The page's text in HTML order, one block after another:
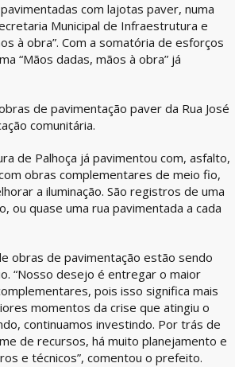
com lajotas paver, numa
Municipal de Infraestrutura e
à obra”. Com a somatória de esforços
“Mãos dadas, mãos à obra” já
de pavimentação paver da Rua José
comunitária.
de Palhoça já pavimentou com, asfalto,
obras complementares de meio fio,
a iluminação. São registros de uma
ou quase uma rua pavimentada a cada
obras de pavimentação estão sendo
“Nosso desejo é entregar o maior
pois isso significa mais
momentos da crise que atingiu o
continuamos investindo. Por trás de
de recursos, há muito planejamento e
e técnicos”, comentou o prefeito.